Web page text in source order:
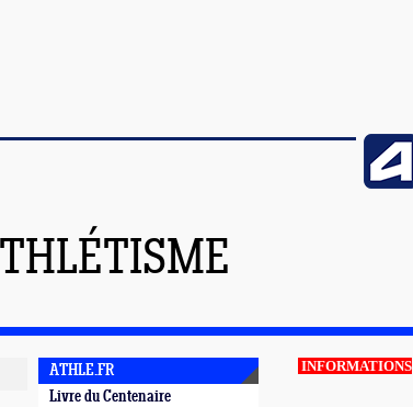
ATHLE.FR
Livre du Centenaire
INFORMATIONS